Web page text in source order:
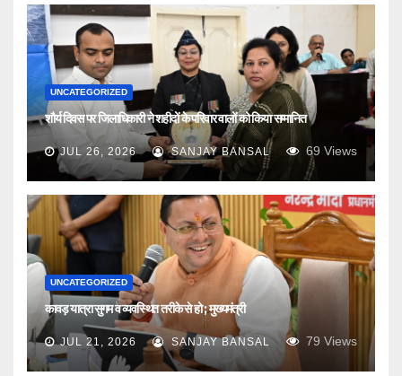
UNCATEGORIZED
शौर्य दिवस पर जिलाधिकारी ने शहीदों के परिवार वालों को किया सम्मानित
JUL 26, 2026 SANJAY BANSAL 69 Views
UNCATEGORIZED
कावड़ यात्रा सुगम व व्यवस्थित तरीके से हो ; मुख्यमंत्री
JUL 21, 2026 SANJAY BANSAL 79 Views